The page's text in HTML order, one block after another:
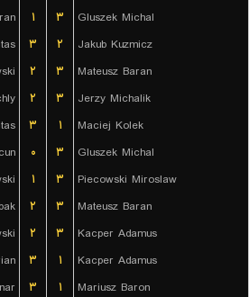
۱ ۳
Gluszek Michal
۳ ۲
Jakub Kuzmicz
۲ ۳
Mateusz Baran
۲ ۳
Jerzy Michalik
۳ ۱
Maciej Kolek
۰ ۳
Gluszek Michal
۱ ۳
Piecowski Miroslaw
۲ ۳
Mateusz Baran
۲ ۳
Kacper Adamus
۳ ۱
Kacper Adamus
۳ ۱
Mariusz Baron